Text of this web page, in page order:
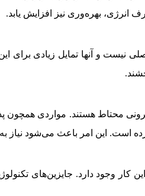
انرژی، بهره‌وری نیز افزایش یابد.
و آنها تمایل زیادی برای این
محتاط هستند. مواردی
است. این امر باعث می‌شود نیاز